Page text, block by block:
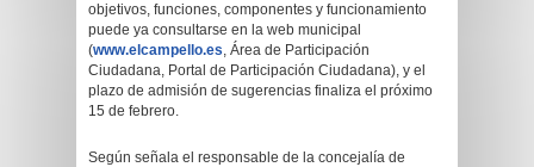
objetivos, funciones, componentes y funcionamiento
puede ya consultarse en la web municipal
(www.elcampello.es, Área de Participación
Ciudadana, Portal de Participación Ciudadana), y el
plazo de admisión de sugerencias finaliza el próximo
15 de febrero.
Según señala el responsable de la concejalía de